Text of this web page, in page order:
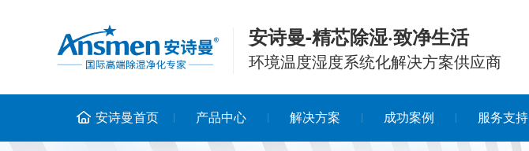
安诗曼-精芯除湿·致净生活
环境温度湿度系统化解决方案供应商
安诗曼首页 产品中心 解决方案 成功案例 服务支持